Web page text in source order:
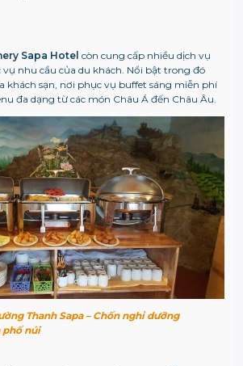
Sapa Hotel còn cung cấp nhiều dịch vụ
nhu cầu của du khách. Nổi bật trong đó
khách sạn, nơi phục vụ buffet sáng miễn phí
đa dạng từ các món Châu Á đến Châu Âu.
Thanh Sapa – Chốn nghỉ dưỡng
phố núi